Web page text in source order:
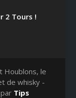
2 Tours !
Houblons, le
de whisky -
Tips